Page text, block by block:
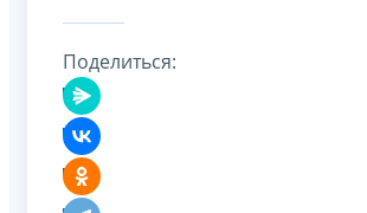
Поделиться: